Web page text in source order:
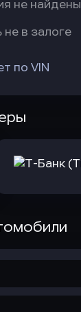
не найдены
в залоге
по VIN